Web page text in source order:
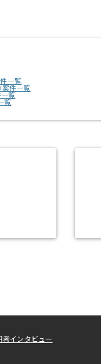
一覧
案件一覧
覧
覧
者インタビュー